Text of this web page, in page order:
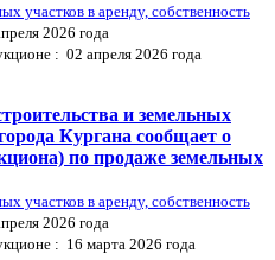
участков в аренду, собственность
2026 года
: 02 апреля 2026 года
и земельных
Кургана сообщает о
по продаже земельных
участков в аренду, собственность
2026 года
: 16 марта 2026 года